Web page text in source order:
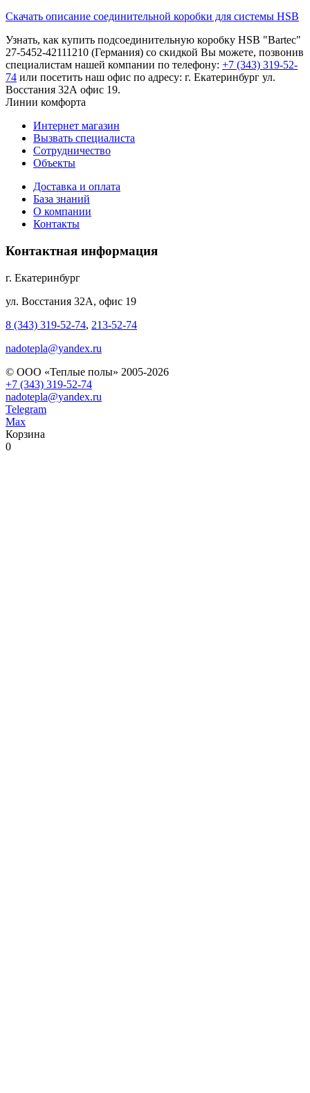
Скачать описание соединительной коробки для системы HSB
Узнать, как купить подсоединительную коробку HSB "Bartec"
27-5452-42111210 (Германия) со скидкой Вы можете, позвонив
специалистам нашей компании по телефону: +7 (343) 319-52-
74 или посетить наш офис по адресу: г. Екатеринбург ул.
Восстания 32А офис 19.
Линии комфорта
Интернет магазин
Вызвать специалиста
Сотрудничество
Объекты
Доставка и оплата
База знаний
О компании
Контакты
Контактная информация
г. Екатеринбург
ул. Восстания 32А, офис 19
8 (343) 319-52-74, 213-52-74
nadotepla@yandex.ru
© ООО «Теплые полы» 2005-2026
+7 (343) 319-52-74
nadotepla@yandex.ru
Telegram
Max
Корзина
0